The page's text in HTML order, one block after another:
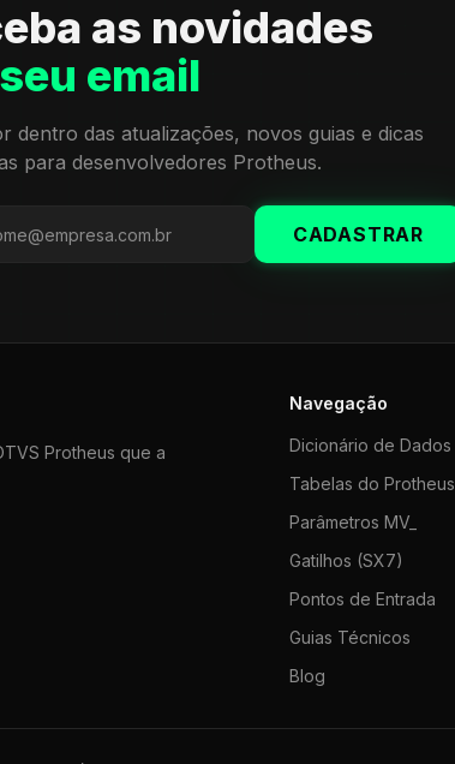
as novidades
email
dentro das atualizações, novos guias e dicas
para desenvolvedores Protheus.
CADASTRAR
Protheus que a
Navegação
Dicionário de Dados
Tabelas do Protheus
Parâmetros MV_
Gatilhos (SX7)
Pontos de Entrada
Guias Técnicos
Blog